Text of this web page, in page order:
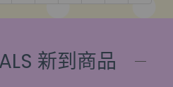
新到商品